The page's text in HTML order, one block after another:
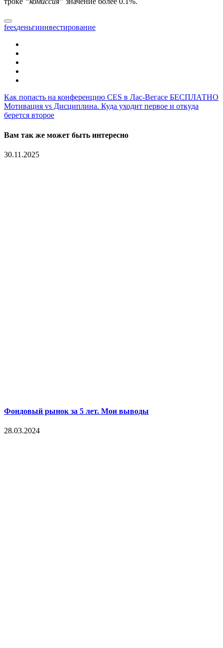
feesденьгиинвестирование
Как попасть на конференцию CES в Лас-Вегасе БЕСПЛАТНО
Мотивация vs Дисциплина. Куда уходит первое и откуда
берется второе
Вам так же может быть интересно
30.11.2025
Фондовый рынок за 5 лет. Мои выводы
28.03.2024